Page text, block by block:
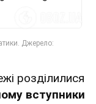
розділилися
вступники